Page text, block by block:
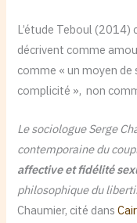
L’étude Teboul (2014)
décrivent comme
comme « un moyen
complicité », non
Le sociologue Serge
contemporaine du
affective et fidélité
philosophique du
Chaumier, cité dans